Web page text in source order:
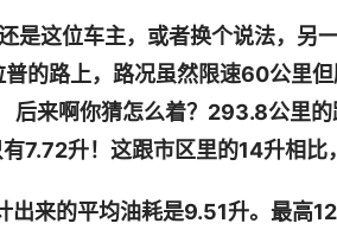
是这位车主，或者换个说法，另
的路上，路况虽然限速60公里
后来啊你猜怎么着？293.8公里
7.72升！这跟市区里的14升相比
来的平均油耗是9.51升。最高